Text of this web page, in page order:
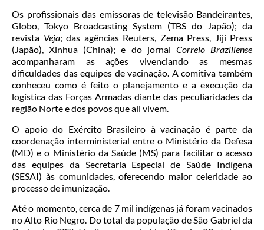
Os profissionais das emissoras de televisão Bandeirantes,
Globo, Tokyo Broadcasting System (TBS do Japão); da
revista Veja; das agências Reuters, Zema Press, Jiji Press
(Japão), Xinhua (China); e do jornal Correio Braziliense
acompanharam as ações vivenciando as mesmas
dificuldades das equipes de vacinação. A comitiva também
conheceu como é feito o planejamento e a execução da
logística das Forças Armadas diante das peculiaridades da
região Norte e dos povos que ali vivem.
O apoio do Exército Brasileiro à vacinação é parte da
coordenação interministerial entre o Ministério da Defesa
(MD) e o Ministério da Saúde (MS) para facilitar o acesso
das equipes da Secretaria Especial de Saúde Indígena
(SESAI) às comunidades, oferecendo maior celeridade ao
processo de imunização.
Até o momento, cerca de 7 mil indígenas já foram vacinados
no Alto Rio Negro. Do total da população de São Gabriel da